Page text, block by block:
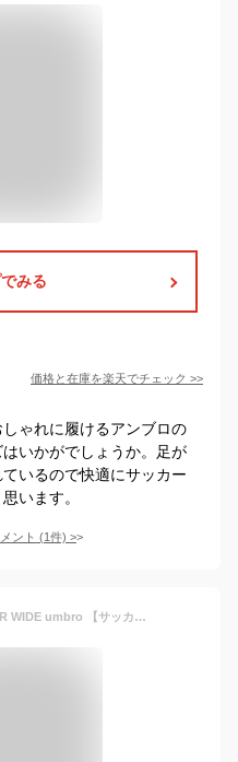
みる
価格と在庫を楽天でチェック >>
ゃれに履けるアンブロの
いかがでしょうか。足が
いるので快適にサッカー
います。
ント (1件) >
アンブロ アクセレイター TR JR WIDE umbro 【サッカー・フットサル】 シューズ ジュニア トレーニングシューズ トレシュー キッズ 子供 人工芝 ターフコート ワイド 幅広 ACCERATOR ホワイト×ブルー (UU4VJB01WB)